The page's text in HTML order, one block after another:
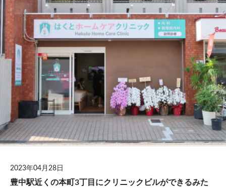
2023年04月28日
豊中駅近くの本町3丁目にクリニックビルができるみた